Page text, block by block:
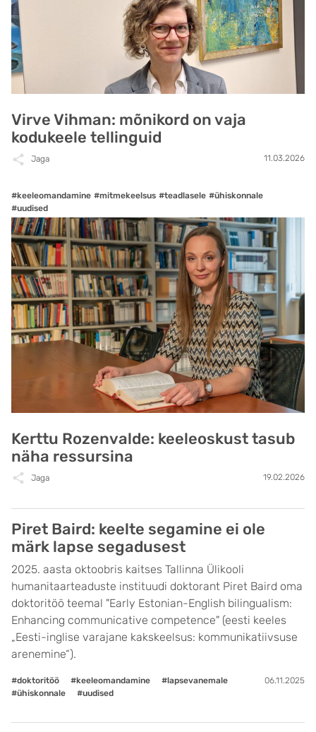
Virve Vihman: mõnikord on vaja
kodukeele tellinguid
Jaga 11.03.2026
#keeleomandamine #mitmekeelsus #teadlasele #ühiskonnale
#uudised
Kerttu Rozenvalde: keeleoskust tasub
näha ressursina
Jaga 19.02.2026
Piret Baird: keelte segamine ei ole
märk lapse segadusest
2025. aasta oktoobris kaitses Tallinna Ülikooli
humanitaarteaduste instituudi doktorant Piret Baird oma
doktoritöö teemal "Early Estonian-English bilingualism:
Enhancing communicative competence" (eesti keeles
„Eesti-inglise varajane kakskeelsus: kommunikatiivsuse
arenemine“).
#doktoritöö #keeleomandamine
#lapsevanemale
#ühiskonnale
#uudised
06.11.2025